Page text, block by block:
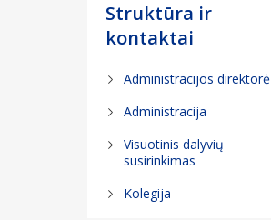
Struktūra ir
kontaktai
Administracijos direktorė
Administracija
Visuotinis dalyvių
susirinkimas
Kolegija